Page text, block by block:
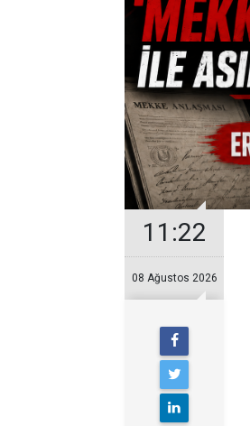
11:22
08 Ağustos 2026